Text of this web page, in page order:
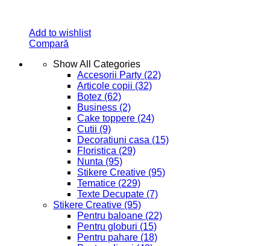
Add to wishlist
Compară
Show All Categories
Accesorii Party (22)
Articole copii (32)
Botez (62)
Business (2)
Cake toppere (24)
Cutii (9)
Decoratiuni casa (15)
Floristica (29)
Nunta (95)
Stikere Creative (95)
Tematice (229)
Texte Decupate (7)
Stikere Creative (95)
Pentru baloane (22)
Pentru globuri (15)
Pentru pahare (18)